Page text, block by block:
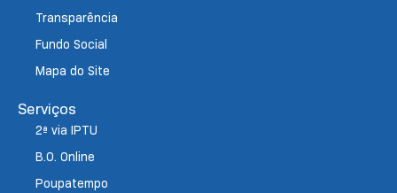
Transparência
Fundo Social
Mapa do Site
Serviços
2ª via IPTU
B.O. Online
Poupatempo